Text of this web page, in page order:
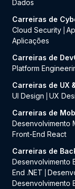
Dados
Carreiras de
Cloud Security
Aplicações
Carreiras de
Platform
Carreiras de UX
UI Design
UX
Carreiras de
Desenvolvimento
Front-End React
Carreiras de
Desenvolvimento
End .NET
Desenvolvimento